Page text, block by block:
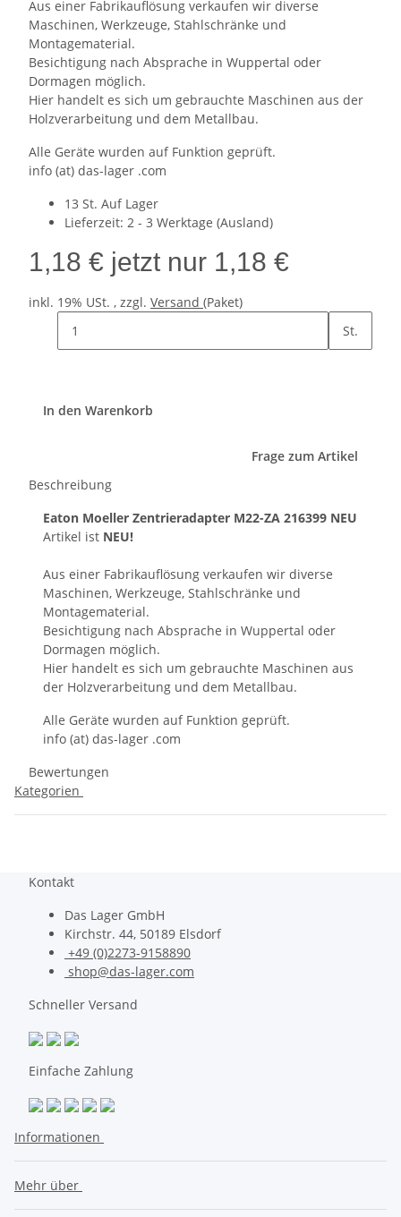
Aus einer Fabrikauflösung verkaufen wir diverse
Maschinen, Werkzeuge, Stahlschränke und
Montagematerial.
Besichtigung nach Absprache in Wuppertal oder
Dormagen möglich.
Hier handelt es sich um gebrauchte Maschinen aus der
Holzverarbeitung und dem Metallbau.
Alle Geräte wurden auf Funktion geprüft.
info (at) das-lager .com
13 St. Auf Lager
Lieferzeit: 2 - 3 Werktage (Ausland)
1,18 € jetzt nur 1,18 €
inkl. 19% USt. , zzgl. Versand (Paket)
St.
In den Warenkorb
Frage zum Artikel
Beschreibung
Eaton Moeller Zentrieradapter M22-ZA 216399 NEU
Artikel ist NEU!
Aus einer Fabrikauflösung verkaufen wir diverse
Maschinen, Werkzeuge, Stahlschränke und
Montagematerial.
Besichtigung nach Absprache in Wuppertal oder
Dormagen möglich.
Hier handelt es sich um gebrauchte Maschinen aus
der Holzverarbeitung und dem Metallbau.
Alle Geräte wurden auf Funktion geprüft.
info (at) das-lager .com
Bewertungen
Kategorien
Kontakt
Das Lager GmbH
Kirchstr. 44, 50189 Elsdorf
+49 (0)2273-9158890
shop@das-lager.com
Schneller Versand
Einfache Zahlung
Informationen
Mehr über